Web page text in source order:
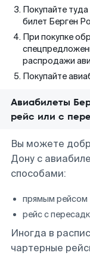
Покупайте
билет Берген
При покупке
распродажи
Покупайте
Авиабилеты
рейс или с
Вы можете
Дону с
способами:
прямым рейсом
рейс с
Иногда в
чартерные